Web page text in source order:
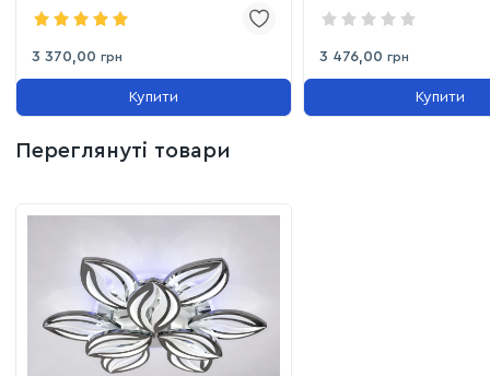
3 370,00 грн
Купити
3 476,00 грн
Купити
Переглянуті товари